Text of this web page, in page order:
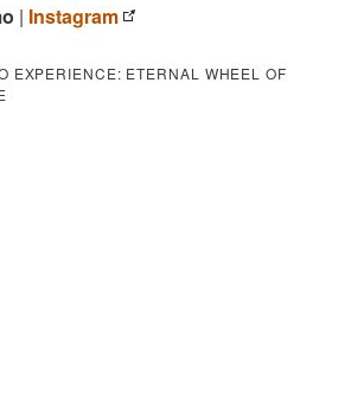
| Instagram
EXPERIENCE: ETERNAL WHEEL OF